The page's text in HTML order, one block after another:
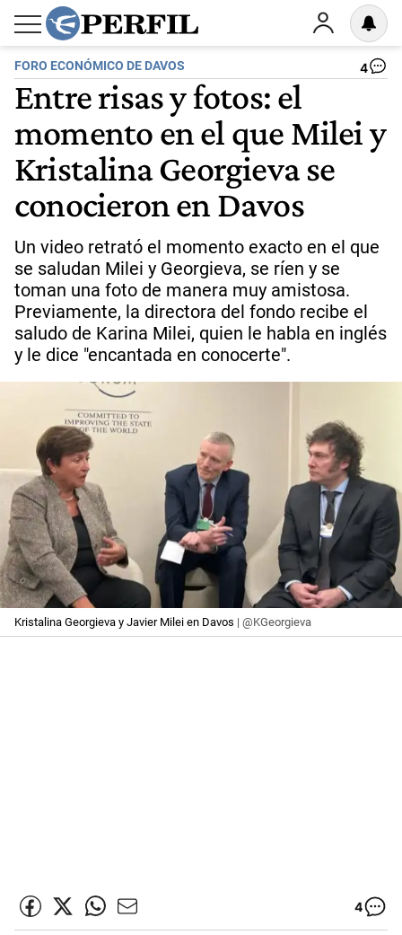
FORO ECONÓMICO DE DAVOS 4
Entre risas y fotos: el
momento en el que Milei y
Kristalina Georgieva se
conocieron en Davos
Un video retrató el momento exacto en el que
se saludan Milei y Georgieva, se ríen y se
toman una foto de manera muy amistosa.
Previamente, la directora del fondo recibe el
saludo de Karina Milei, quien le habla en inglés
y le dice "encantada en conocerte".
Kristalina Georgieva y Javier Milei en Davos | @KGeorgieva
4